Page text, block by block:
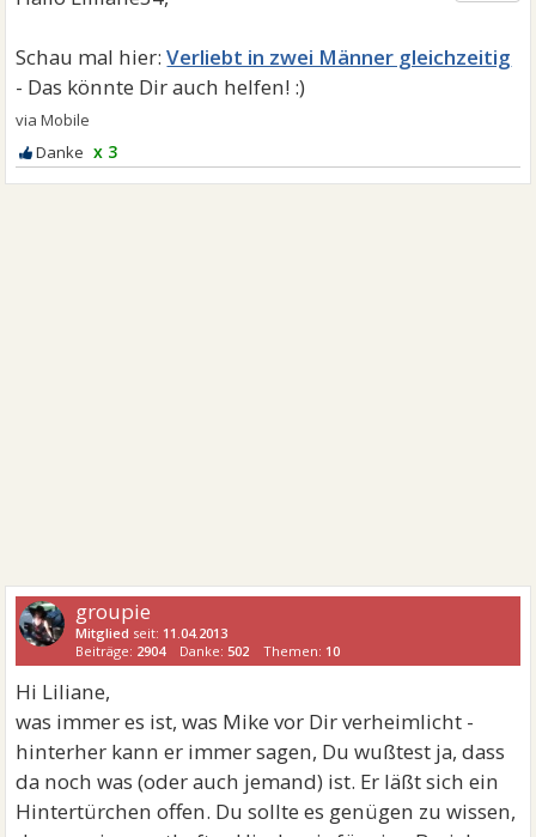
Verliebt in zwei Männer gleichzeitig
x 3
groupie
Mitglied seit: 11.04.2013
Beiträge: 2904 Danke:502 Themen: 10
Hi Liliane,
was immer es ist, was Mike vor Dir verheimlicht -
hinterher kann er immer sagen, Du wußtest ja, dass
da noch was (oder auch jemand) ist. Er läßt sich ein
Hintertürchen offen. Du sollte es genügen zu wissen,